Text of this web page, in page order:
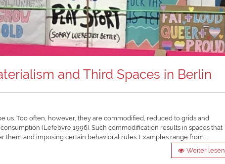
and Third Spaces in Berlin
us. Too often, however, they are commodified, reduced to grids and
(Lefebvre 1996). Such commodification results in spaces that
and imposing certain behavioral rules. Examples range from …
Weiter lesen